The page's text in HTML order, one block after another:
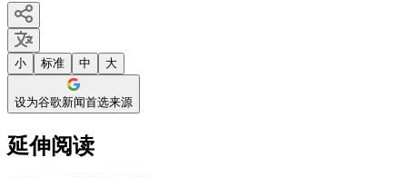
小 标准 中 大
设为谷歌新闻首选来源
延伸阅读